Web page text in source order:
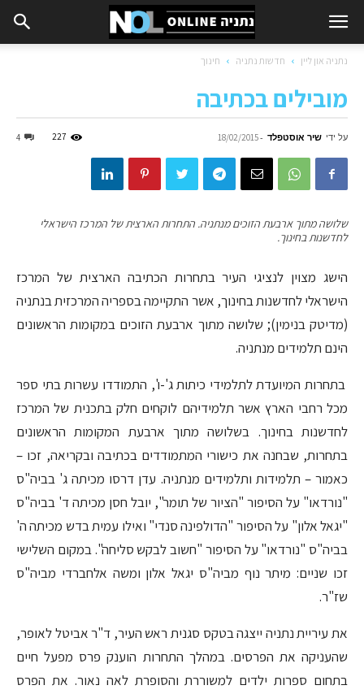
נתניה און ליין חדשות נתניה חינוך
מובילים בכתיבה
על ידי שיר אוסטפלד -
18/02/2015
4 227
שלושה מתוך ארבעת הזוכים מנתניה. התחרות הארצית של המרכז הישראלי
לחדשנות בחינוך.
הישג מצוין לנציגי העיר בתחרות הכתיבה הארצית של המרכז
הישראלי לחדשנות בחינוך, אשר התקיימה בספריה המרכזית בנתניה
(מדיטק בנימין); שלושה מתוך ארבעת הזוכים במקומות הראשונים
הינם תלמידים מנתניה.
בתחרות המיועדת לתלמידי כיתות ג'-ו', התמודדו עשרות בתי ספר
מכל רחבי הארץ אשר תלמידיהם לוקחים חלק בתכנית של המרכז
לחדשנות בחינוך. בשלושה מתוך ארבעת המקומות הראשונים
בתחרות, שבחנה את כישורי המתמודדים בכתיבה ובקריאה, זכו –
כאמור – תלמידות ותלמידים מנתניה. עדן דרסו מכיתה ג' בביה"ס
"נורדאו" על הסיפור "הציור של תומר", יובל חסן מכיתה ד' בביה"ס
"יגאל אלון" על הסיפור "הדולפינה סנדי" ואילו עמית בדש מכיתה ה'
בביה"ס "נורדאו" על הסיפור "חשוב לבקש סליחה". במקום השלישי
זכו שניים: מיתר נוף מביה"ס יגאל אלון ומשה אלחברדי מביה"ס
שז"ר.
את עיריית נתניה ייצגה בטקס סגנית ראש העיר, ד"ר אביטל לאופר,
שהעניקה את הפרסים. במהלך התחרות הוענק פרס מפעל חיים
בתחום ספרות ילדים למשוררת והסופרת לאה נאור. את הפרס